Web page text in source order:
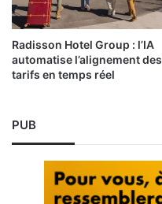
Radisson Hotel Group : l’IA
automatise l’alignement des
tarifs en temps réel
PUB